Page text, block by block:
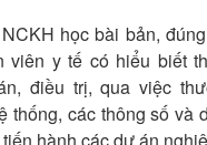
học bài bản,
viên y tế có hiểu biết
điều trị, qua việc
thống, các thông số và